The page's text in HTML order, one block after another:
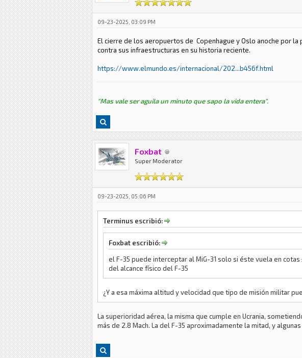
09-23-2025, 03:09 PM
El cierre de los aeropuertos de Copenhague y Oslo anoche por
contra sus infraestructuras en su historia reciente.
https://www.elmundo.es/internacional/202...b456f.html
"Mas vale ser aguila un minuto que sapo la vida entera".
Foxbat
Super Moderator
09-23-2025, 05:06 PM
Terminus escribió:
Foxbat escribió:
el F-35 puede interceptar al MiG-31 solo si éste vuela en
del alcance físico del F-35
¿Y a esa máxima altitud y velocidad que tipo de misión militar
La superioridad aérea, la misma que cumple en Ucrania,
más de 2.8 Mach. La del F-35 aproximadamente la mitad, y